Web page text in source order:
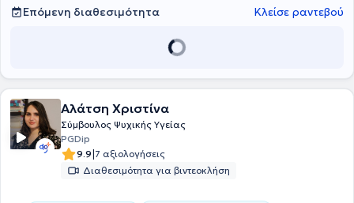
Επόμενη διαθεσιμότητα Κλείσε ραντεβού
Αλάτση Χριστίνα
Σύμβουλος Ψυχικής Υγείας
PGDip
9.9|7 αξιολογήσεις
Διαθεσιμότητα για βιντεοκλήση